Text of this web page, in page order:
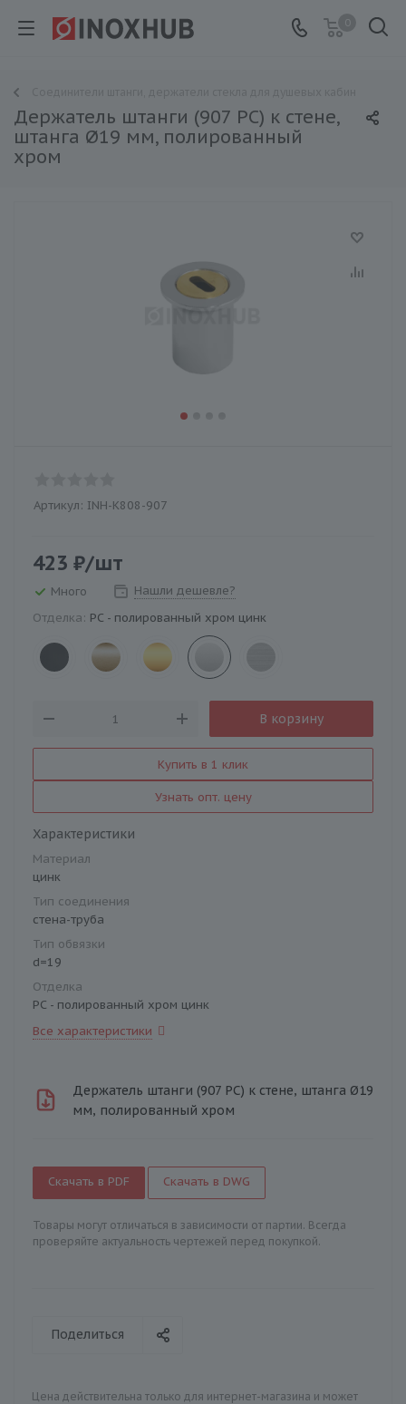
0
Держатель штанги (907 PC) к стене,
штанга Ø19 мм, полированный
хром
Артикул: INH-K808-907
423 ₽/шт
Много
Нашли дешевле?
Отделка: PC - полированный хром цинк
В корзину
Купить в 1 клик
Узнать опт. цену
Характеристики
Материал
цинк
Тип соединения
стена-труба
Тип обвязки
d=19
Отделка
PC - полированный хром цинк
Все характеристики
Держатель штанги (907 PC) к стене, штанга Ø19
мм, полированный хром
Скачать в PDF Скачать в DWG
Товары могут отличаться в зависимости от партии. Всегда
проверяйте актуальность чертежей перед покупкой.
Поделиться
Цена действительна только для интернет-магазина и может